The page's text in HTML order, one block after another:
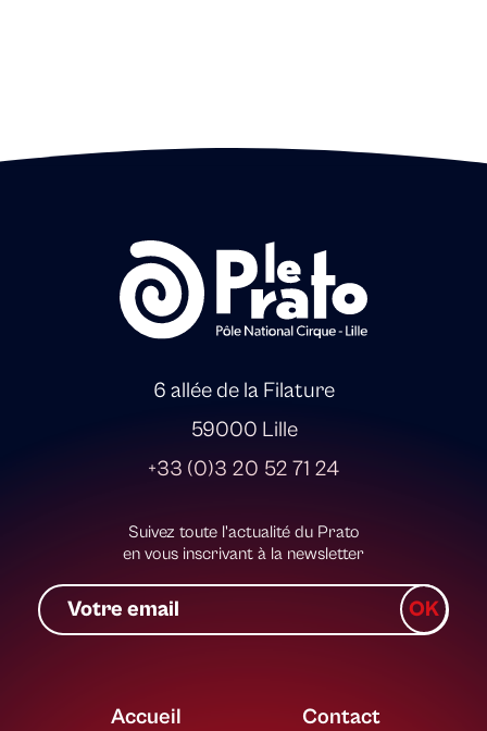
6 allée de la Filature
59000 Lille
+33 (0)3 20 52 71 24
Suivez toute l'actualité du Prato
en vous inscrivant à la newsletter
Accueil Contact